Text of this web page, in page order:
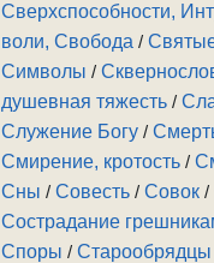
Сверхспособности,
воли, Свобода /
Символы /
душевная тяжесть /
Служение Богу /
Смирение, кротость /
Сны /Совесть /Совок /
Сострадание
Споры /Старообрядцы